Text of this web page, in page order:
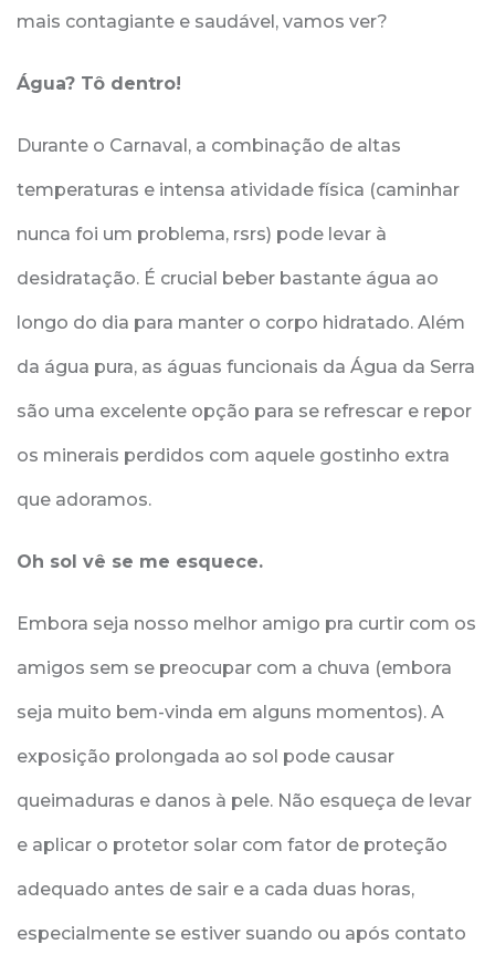
mais contagiante e saudável, vamos ver?
Água? Tô dentro!
Durante o Carnaval, a combinação de altas
temperaturas e intensa atividade física (caminhar
nunca foi um problema, rsrs) pode levar à
desidratação. É crucial beber bastante água ao
longo do dia para manter o corpo hidratado. Além
da água pura, as águas funcionais da Água da Serra
são uma excelente opção para se refrescar e repor
os minerais perdidos com aquele gostinho extra
que adoramos.
Oh sol vê se me esquece.
Embora seja nosso melhor amigo pra curtir com os
amigos sem se preocupar com a chuva (embora
seja muito bem-vinda em alguns momentos). A
exposição prolongada ao sol pode causar
queimaduras e danos à pele. Não esqueça de levar
e aplicar o protetor solar com fator de proteção
adequado antes de sair e a cada duas horas,
especialmente se estiver suando ou após contato